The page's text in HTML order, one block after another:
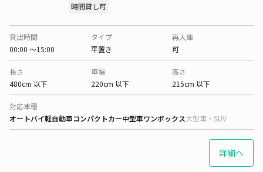
時間貸し可
貸出時間
00:00 〜15:00
タイプ
平置き
再入庫
可
長さ
480cm 以下
車幅
220cm 以下
高さ
215cm 以下
対応車種
オートバイ軽自動車コンパクトカー中型車ワンボックス大型車・SUV
詳細へ